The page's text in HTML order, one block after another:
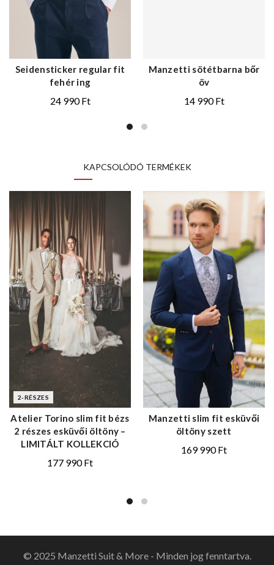
Seidensticker regular fit
fehér ing
24 990Ft
Manzetti sötétbarna bőr
öv
14 990Ft
KAPCSOLÓDÓ TERMÉKEK
2-RÉSZES
Atelier Torino slim fit bézs
2 részes esküvői öltöny –
LIMITÁLT KOLLEKCIÓ
177 990Ft
ELŐNÉZET
Manzetti slim fit esküvői
öltöny szett
169 990Ft
© 2025 Manzetti Suit & More - Minden jog fenntartva.